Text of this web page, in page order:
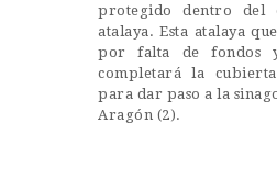
FOTOS
protegido dentro del
atalaya. Esta atalaya
por falta de fondos
completará la
para dar paso a la
Aragón (2).